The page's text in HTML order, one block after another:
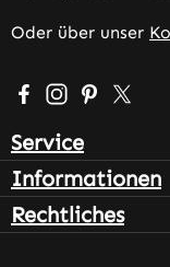
Oder über unser
Besuche uns auf
Schau auf
Lass dich
Folge
Service
Informationen
Rechtliches